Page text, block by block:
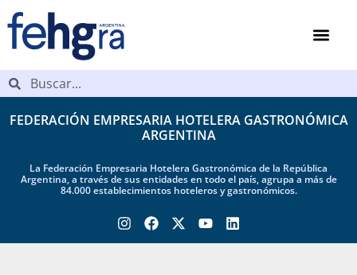
FEDERACIÓN EMPRESARIA HOTELERA GASTRONÓMICA
ARGENTINA
La Federación Empresaria Hotelera Gastronómica de la República
Argentina, a través de sus entidades en todo el país, agrupa a más de
84.000 establecimientos hoteleros y gastronómicos.